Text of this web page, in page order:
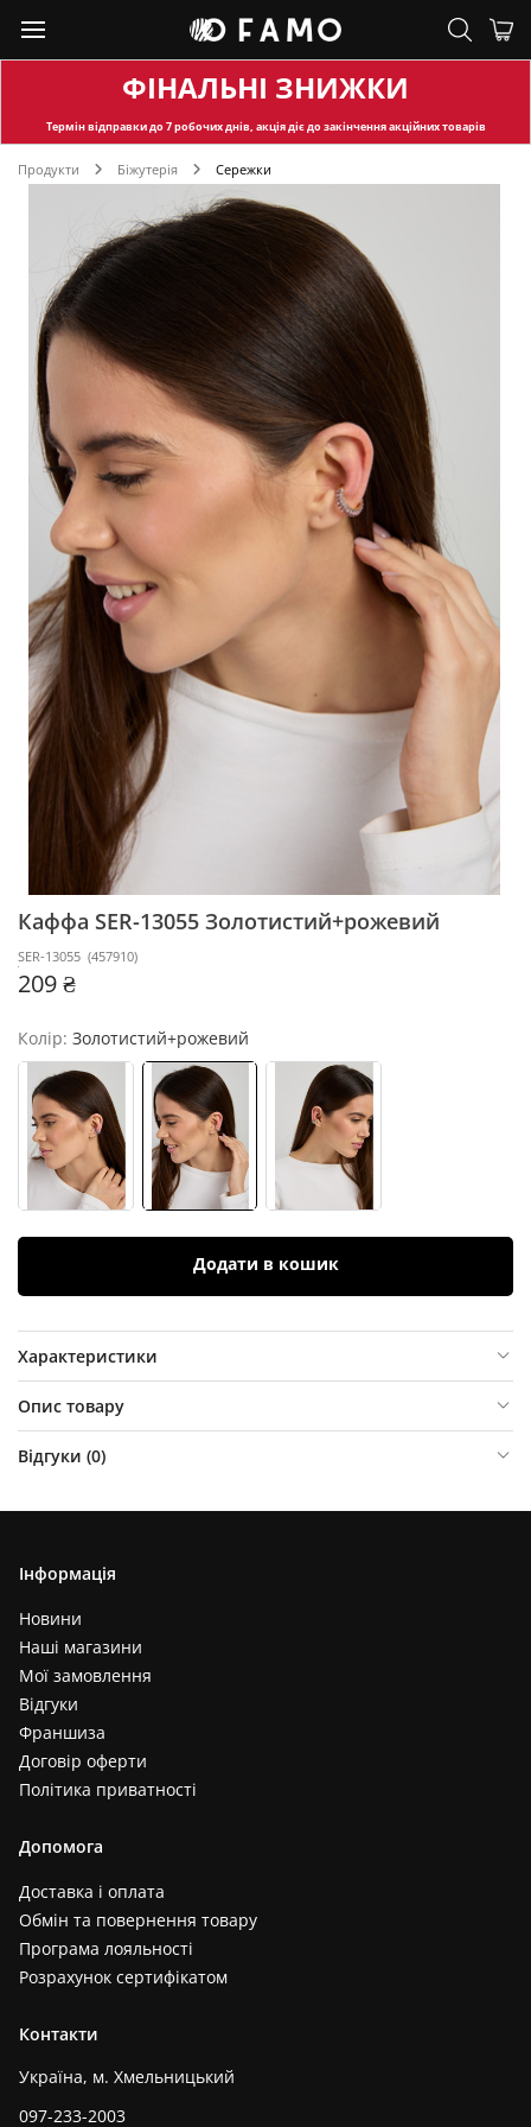
ФІНАЛЬНІ ЗНИЖКИ
Термін відправкидо 7 робочих днів, акція діє до закінчення акційних товарів
Продукти Біжутерія Сережки
Каффа SER-13055 Золотистий+рожевий
SER-13055 (457910)
209 ₴
Колір: Золотистий+рожевий
Додати в кошик
Характеристики
Опис товару
Відгуки (0)
Інформація
Новини
Наші магазини
Мої замовлення
Відгуки
Франшиза
Договір оферти
Політика приватності
Допомога
Доставка і оплата
Обмін та повернення товару
Програма лояльності
Розрахунок сертифікатом
Контакти
Україна, м. Хмельницький
097-233-2003